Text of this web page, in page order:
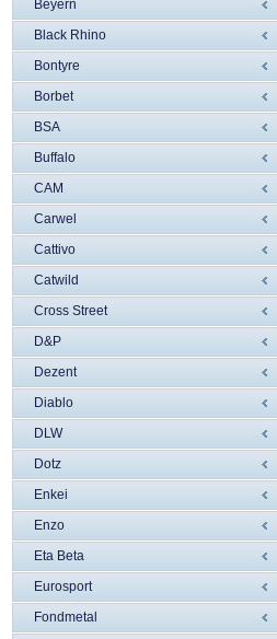
Beyern
Black Rhino
Bontyre
Borbet
BSA
Buffalo
CAM
Carwel
Cattivo
Catwild
Cross Street
D&P
Dezent
Diablo
DLW
Dotz
Enkei
Enzo
Eta Beta
Eurosport
Fondmetal